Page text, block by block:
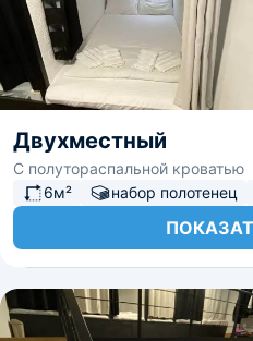
Двухместный
С полутораспальной кроватью
6м²
набор полотенец